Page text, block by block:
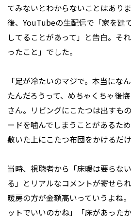
てみないとわからないことはあり
後、YouTubeの生配信で「家を建
してることがあって」と告白。そ
ったこと」でした。
「足が冷たいのマジで。本当にな
たんだろうって、めちゃくちゃ後
さん。リビングにこたつは出すも
ードを噛んでしまうことがあるた
敷いた上にこたつ布団をかけるだ
当時、視聴者から「床暖は要らな
る」とリアルなコメントが寄せら
暖房の方が金額高いっていうよね
ットでいいのかね」「床があった